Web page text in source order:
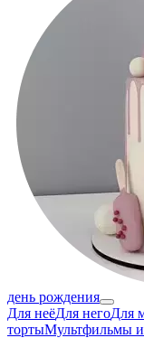
день рождения
Для неёДля негоДля
тортыМультфильмы